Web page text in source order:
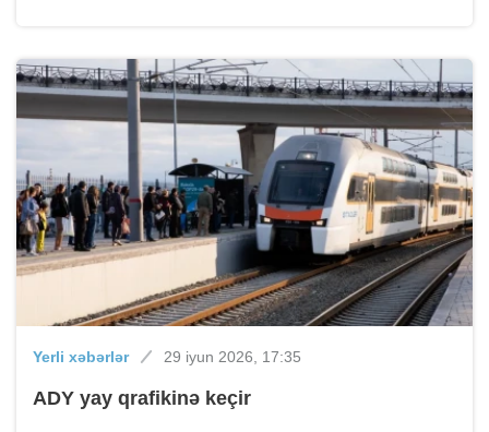
Yerli xəbərlər 29 iyun 2026, 17:35
ADY yay qrafikinə keçir